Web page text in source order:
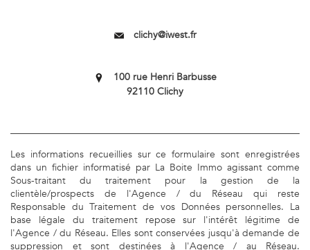
clichy@iwest.fr
100 rue Henri Barbusse
92110 Clichy
Les informations recueillies sur ce formulaire sont enregistrées
dans un fichier informatisé par La Boite Immo agissant comme
Sous-traitant du traitement pour la gestion de la
clientèle/prospects de l'Agence / du Réseau qui reste
Responsable du Traitement de vos Données personnelles. La
base légale du traitement repose sur l'intérêt légitime de
l'Agence / du Réseau. Elles sont conservées jusqu'à demande de
suppression et sont destinées à l'Agence / au Réseau.